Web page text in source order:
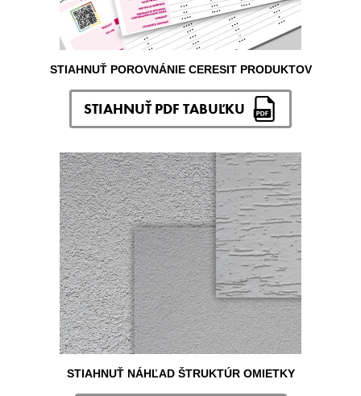
STIAHNUŤ POROVNÁNIE CERESIT PRODUKTOV
STIAHNUŤ PDF TABUĽKU
STIAHNUŤ NÁHĽAD ŠTRUKTÚR OMIETKY